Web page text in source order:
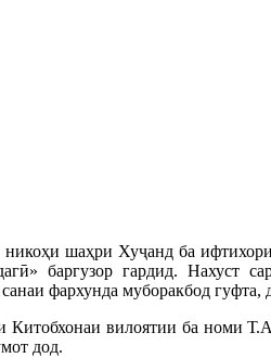
шаҳри Хуҷанд ба
баргузор гардид. Нахуст
фархунда муборакбод
Китобхонаи вилоятии ба номи
дод.